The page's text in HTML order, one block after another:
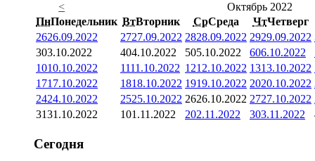
<
Октябрь 2022
ПнПонедельник ВтВторник СрСреда ЧтЧетверг
2626.09.2022 2727.09.2022 2828.09.2022 2929.09.2022
303.10.2022 404.10.2022 505.10.2022 606.10.2022
1010.10.2022 1111.10.2022 1212.10.2022 1313.10.2022
1717.10.2022 1818.10.2022 1919.10.2022 2020.10.2022
2424.10.2022 2525.10.2022 2626.10.2022 2727.10.2022
3131.10.2022 101.11.2022 202.11.2022 303.11.2022
Сегодня